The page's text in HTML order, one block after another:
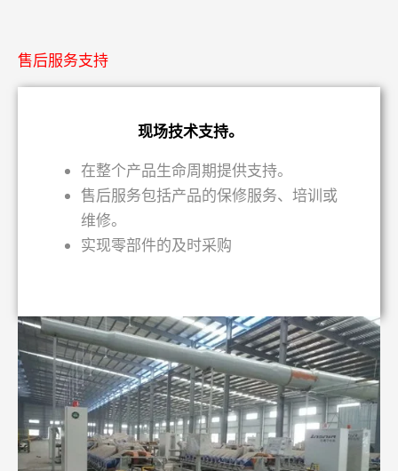
售后服务支持
现场技术支持。
在整个产品生命周期提供支持。
售后服务包括产品的保修服务、培训或
维修。
实现零部件的及时采购